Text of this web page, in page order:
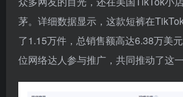
茅。详细数据显示，这款短裤在
了1.15万件，总销售额高达6.38万美
位网络达人参与推广，共同推动了这一